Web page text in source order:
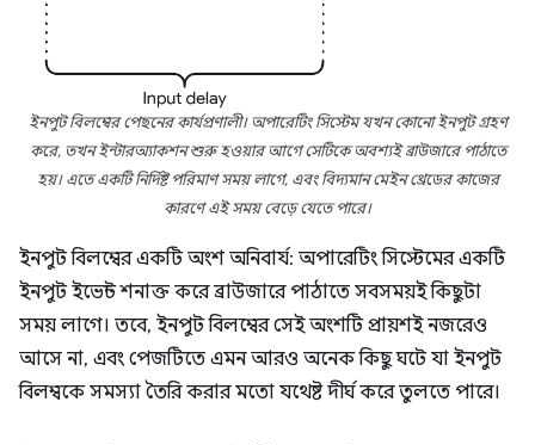
ইনপুট বিলম্বের পেছনের কার্যপ্রণালী। অপারেটিং সিস্টেম যখন কোনো ইনপুট গ্রহণ
করে, তখন ইন্টারঅ্যাকশন শুরু হওয়ার আগে সেটিকে অবশ্যই ব্রাউজারে পাঠাতে
হয়। এতে একটি নির্দিষ্ট পরিমাণ সময় লাগে, এবং বিদ্যমান মেইন থ্রেডের কাজের
কারণে এই সময় বেড়ে যেতে পারে।
ইনপুট বিলম্বের একটি অংশ অনিবার্য: অপারেটিং সিস্টেমের একটি
ইনপুট ইভেন্ট শনাক্ত করে ব্রাউজারে পাঠাতে সবসময়ই কিছুটা
সময় লাগে। তবে, ইনপুট বিলম্বের সেই অংশটি প্রায়শই নজরেও
আসে না, এবং পেজটিতে এমন আরও অনেক কিছু ঘটে যা ইনপুট
বিলম্বকে সমস্যা তৈরি করার মতো যথেষ্ট দীর্ঘ করে তুলতে পারে।